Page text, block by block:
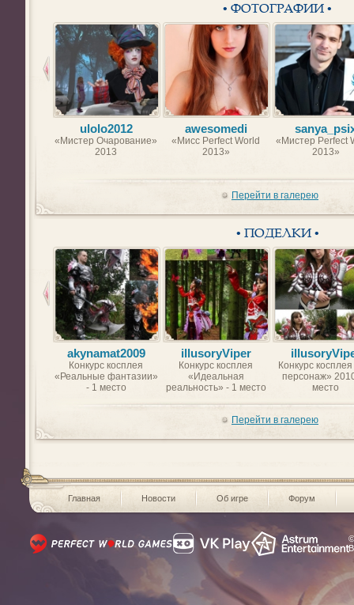
• ФОТОГРАФИИ •
ulolo2012
«Мистер Очарование»
2013
awesomedi
«Мисс Perfect World
2013»
«Мистер Perfect
2013»
Перейти в галерею
• ПОДЕЛКИ •
akynamat2009
Конкурс косплея
«Реальные фантазии»
- 1 место
illusoryViper
Конкурс косплея
«Идеальная
реальность» - 1 место
Конкурс
персонаж»
место
Перейти в галерею
Главная Новости Об игре Форум